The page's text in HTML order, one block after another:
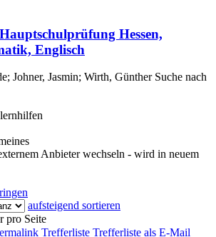
Hessen,
Englisch
; Johner, Jasmin; Wirth, Günther Suche nach
Anbieter wechseln - wird in neuem
aufsteigend sortieren
pro Seite
Trefferliste Trefferliste als E-Mail